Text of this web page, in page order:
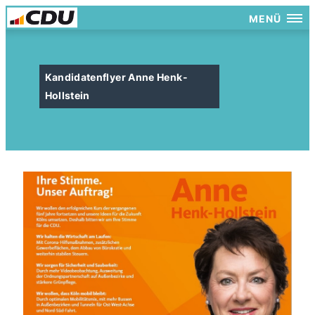
MENÜ
Kandidatenflyer Anne Henk-
Hollstein